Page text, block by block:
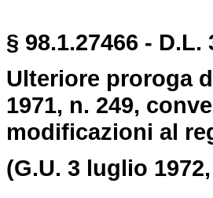
§ 98.1.27466 -
Ulteriore proroga
1971, n. 249,
modificazioni al
(G.U. 3 luglio